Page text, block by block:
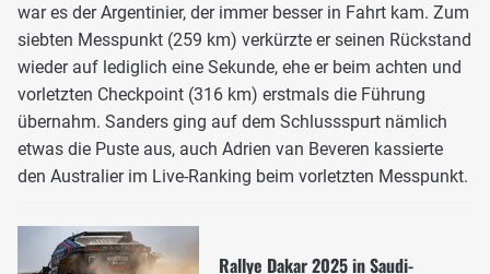
war es der Argentinier, der immer besser in Fahrt kam. Zum
siebten Messpunkt (259 km) verkürzte er seinen Rückstand
wieder auf lediglich eine Sekunde, ehe er beim achten und
vorletzten Checkpoint (316 km) erstmals die Führung
übernahm. Sanders ging auf dem Schlussspurt nämlich
etwas die Puste aus, auch Adrien van Beveren kassierte
den Australier im Live-Ranking beim vorletzten Messpunkt.
Rallye Dakar 2025 in Saudi-